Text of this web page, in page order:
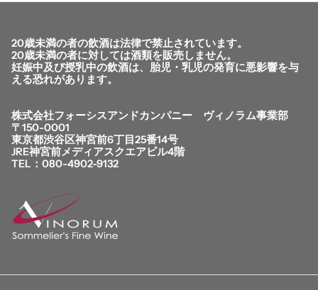
20歳未満の者の飲酒は法律で禁止されています。
20歳未満の者に対しては酒類を販売しません。
妊娠中及び授乳中の飲酒は、胎児・乳児の発育に悪影響を与
える恐れがあります。
株式会社フォーシスアンドカンパニー ヴィノラム事業部
〒150-0001
東京都渋谷区神宮前6丁目25番14号
JRE神宮前メディアスクエアビル4階
TEL：080-4902-9132